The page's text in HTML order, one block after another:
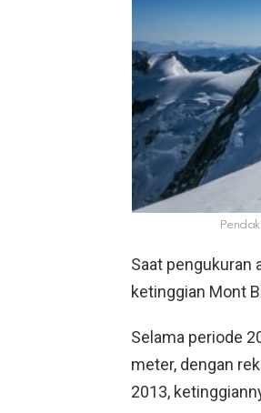
Saat pengukuran
ketinggian Mont
Selama periode
meter, dengan
2013,